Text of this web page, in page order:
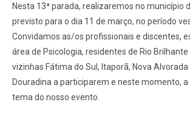
Nesta 13ª parada, realizaremos no município
previsto para o dia 11 de março, no período
Convidamos as/os profissionais e discentes,
área de Psicologia, residentes de Rio Brilhante
vizinhas Fátima do Sul, Itaporã, Nova
Douradina a participarem e neste momento, a
tema do nosso evento.